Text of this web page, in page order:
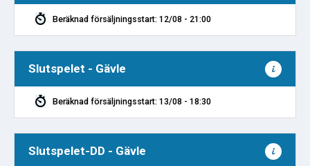
Beräknad försäljningsstart: 12/08 - 21:00
Slutspelet - Gävle
Beräknad försäljningsstart: 13/08 - 18:30
Slutspelet-DD - Gävle